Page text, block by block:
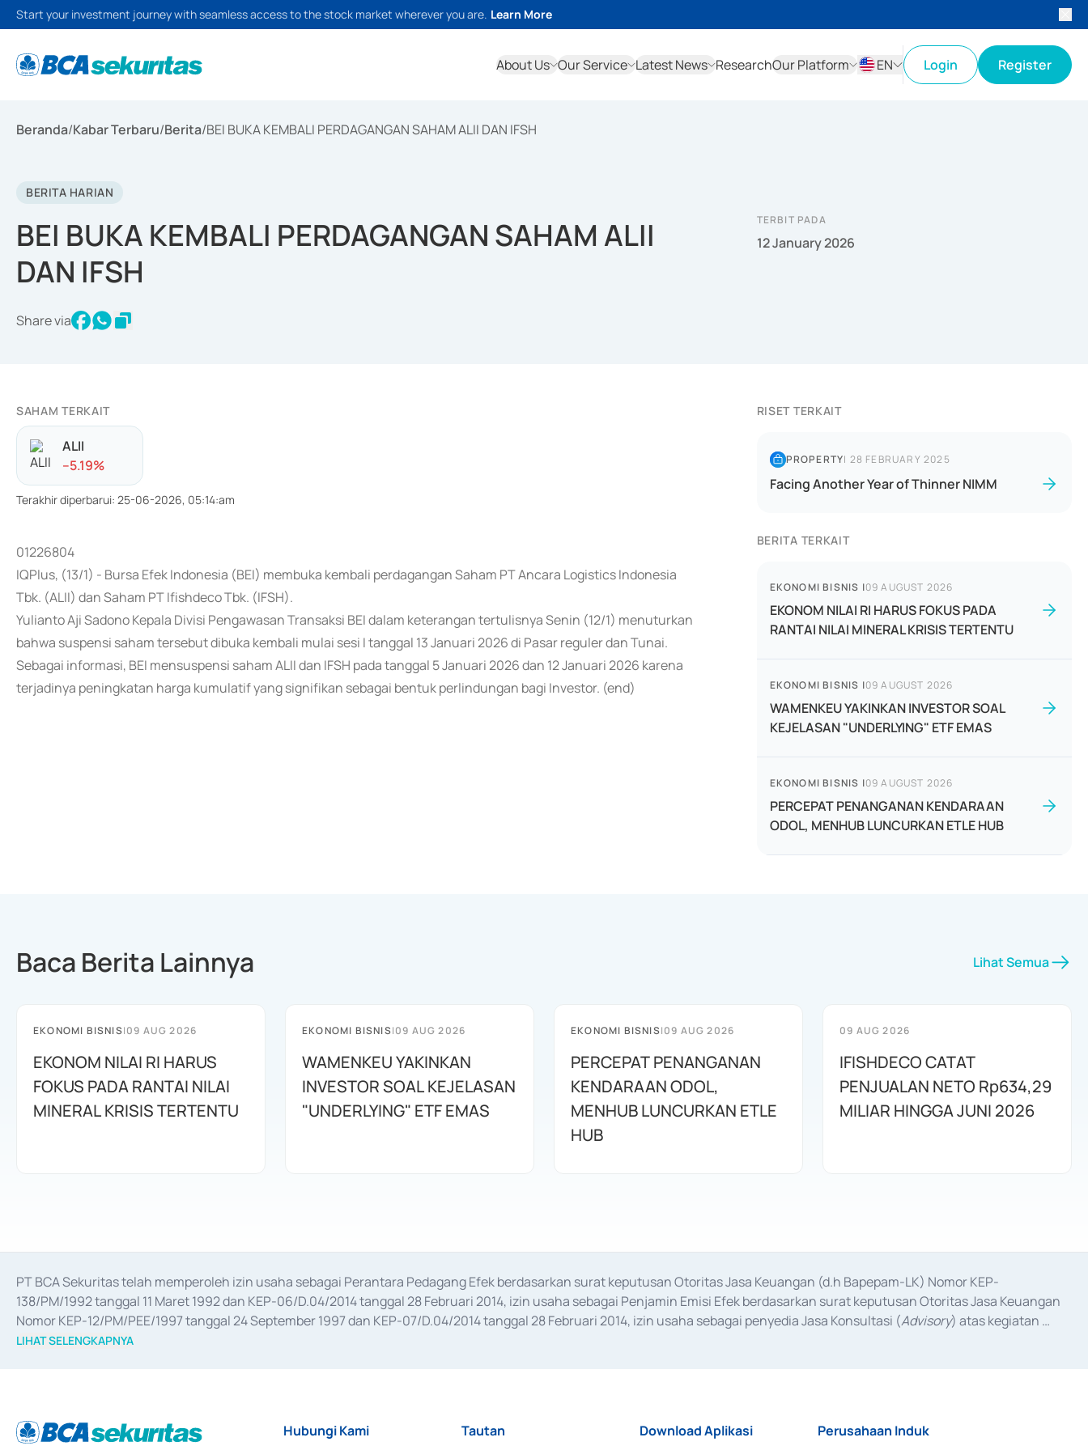
Start your investment journey with seamless access to the stock market wherever you are. Learn More
About Us Our Service Latest News ResearchOur Platform
EN
Login Register
Beranda/Kabar Terbaru/Berita/BEI BUKA KEMBALI PERDAGANGAN SAHAM ALII DAN IFSH
BERITA HARIAN
BEI BUKA KEMBALI PERDAGANGAN SAHAM ALII
DAN IFSH
Share via
TERBIT PADA
12 January 2026
SAHAM TERKAIT
ALII
--5.19%
Terakhir diperbarui: 25-06-2026, 05:14:am
01226804
IQPlus, (13/1) - Bursa Efek Indonesia (BEI) membuka kembali perdagangan Saham PT Ancara Logistics Indonesia
Tbk. (ALII) dan Saham PT Ifishdeco Tbk. (IFSH).
Yulianto Aji Sadono Kepala Divisi Pengawasan Transaksi BEI dalam keterangan tertulisnya Senin (12/1) menuturkan
bahwa suspensi saham tersebut dibuka kembali mulai sesi I tanggal 13 Januari 2026 di Pasar reguler dan Tunai.
Sebagai informasi, BEI mensuspensi saham ALII dan IFSH pada tanggal 5 Januari 2026 dan 12 Januari 2026 karena
terjadinya peningkatan harga kumulatif yang signifikan sebagai bentuk perlindungan bagi Investor. (end)
RISET TERKAIT
PROPERTY| 28 FEBRUARY 2025
Facing Another Year of Thinner NIMM
BERITA TERKAIT
EKONOMI BISNIS |09 AUGUST 2026
EKONOM NILAI RI HARUS FOKUS PADA
RANTAI NILAI MINERAL KRISIS TERTENTU
EKONOMI BISNIS |09 AUGUST 2026
WAMENKEU YAKINKAN INVESTOR SOAL
KEJELASAN "UNDERLYING" ETF EMAS
EKONOMI BISNIS |09 AUGUST 2026
PERCEPAT PENANGANAN KENDARAAN
ODOL, MENHUB LUNCURKAN ETLE HUB
Baca Berita Lainnya Lihat Semua
EKONOMI BISNIS|09 AUG 2026
EKONOM NILAI RI HARUS
FOKUS PADA RANTAI NILAI
MINERAL KRISIS TERTENTU
EKONOMI BISNIS|09 AUG 2026
WAMENKEU YAKINKAN
INVESTOR SOAL KEJELASAN
"UNDERLYING" ETF EMAS
EKONOMI BISNIS|09 AUG 2026
PERCEPAT PENANGANAN
KENDARAAN ODOL,
MENHUB LUNCURKAN ETLE
HUB
09 AUG 2026
IFISHDECO CATAT
PENJUALAN NETO Rp634,29
MILIAR HINGGA JUNI 2026
PT BCA Sekuritas telah memperoleh izin usaha sebagai Perantara Pedagang Efek berdasarkan surat keputusan Otoritas Jasa Keuangan (d.h Bapepam-LK) Nomor KEP-
138/PM/1992 tanggal 11 Maret 1992 dan KEP-06/D.04/2014 tanggal 28 Februari 2014, izin usaha sebagai Penjamin Emisi Efek berdasarkan surat keputusan Otoritas Jasa Keuangan
Nomor KEP-12/PM/PEE/1997 tanggal 24 September 1997 dan KEP-07/D.04/2014 tanggal 28 Februari 2014, izin usaha sebagai penyedia Jasa Konsultasi (Advisory) atas kegiatan
merger, akuisisi, divestasi, dan
LIHAT SELENGKAPNYA
Hubungi Kami Tautan Download Aplikasi Perusahaan Induk